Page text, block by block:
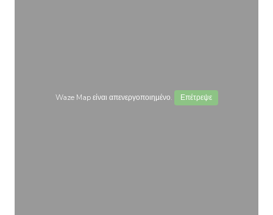
Waze Map είναι απενεργοποιημένο. Επέτρεψε